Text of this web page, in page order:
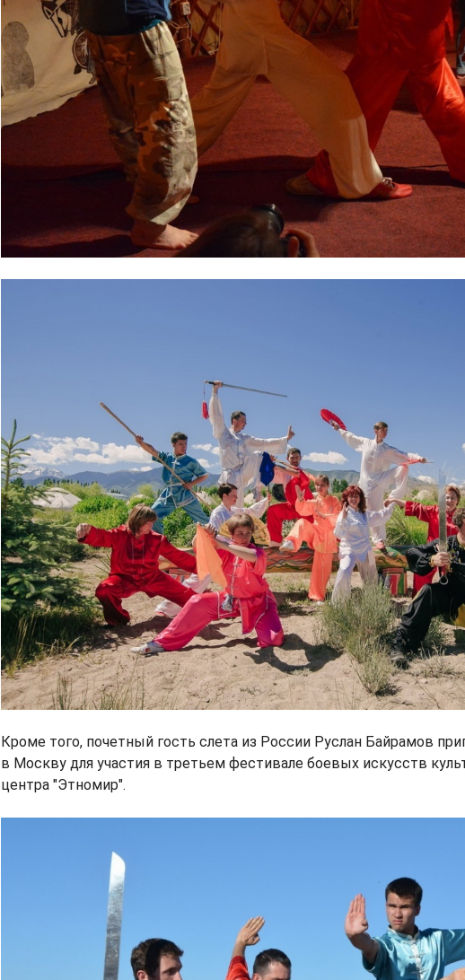
Кроме того, почетный гость слета из России Руслан Байрамов
в Москву для участия в третьем фестивале боевых искусств
центра "Этномир".